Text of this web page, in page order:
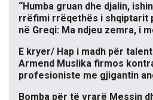
“Humba gruan dhe djalin,
rrëfimi rrëqethës i shqiptarit
në Greqi: Ma ndjeu zemra, i
E kryer/ Hap i madh për
Armend Muslika firmos
profesioniste me gjigantin
Bomba për të vrarë Messin